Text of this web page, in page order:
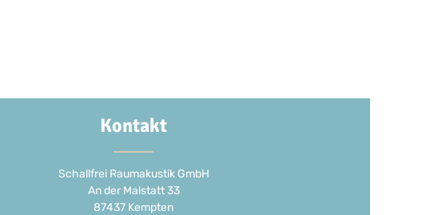
Kontakt
Schallfrei Raumakustik GmbH
An der Malstatt 33
87437 Kempten